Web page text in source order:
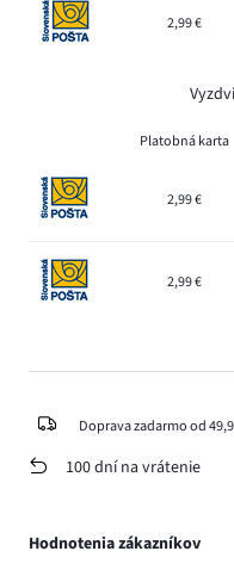
2,99 €
Platobná karta
2,99 €
2,99 €
Doprava zadarmo od
100 dní na vrátenie
Hodnotenia zákazníkov